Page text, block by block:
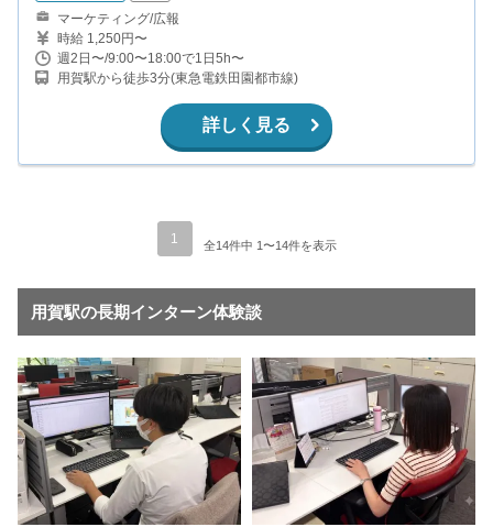
マーケティング/広報
時給 1,250円〜
週2日〜/9:00〜18:00で1日5h〜
用賀駅から徒歩3分(東急電鉄田園都市線)
詳しく見る
1 全14件中 1〜14件を表示
用賀駅の長期インターン体験談